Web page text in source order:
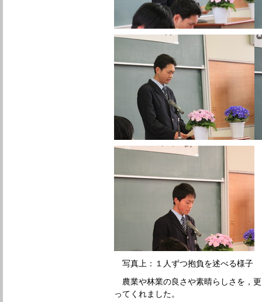
写真上：１人ずつ抱負を述べる様子
農業や林業の良さや素晴らしさを，
ってくれました。